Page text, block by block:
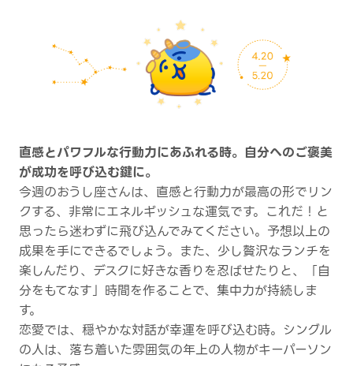
直感とパワフルな行動力にあふれる時。自分へのご褒美
が成功を呼び込む鍵に。
今週のおうし座さんは、直感と行動力が最高の形でリン
クする、非常にエネルギッシュな運気です。これだ！と
思ったら迷わずに飛び込んでみてください。予想以上の
成果を手にできるでしょう。また、少し贅沢なランチを
楽しんだり、デスクに好きな香りを忍ばせたりと、「自
分をもてなす」時間を作ることで、集中力が持続しま
す。
恋愛では、穏やかな対話が幸運を呼び込む時。シングル
の人は、落ち着いた雰囲気の年上の人物がキーパーソン